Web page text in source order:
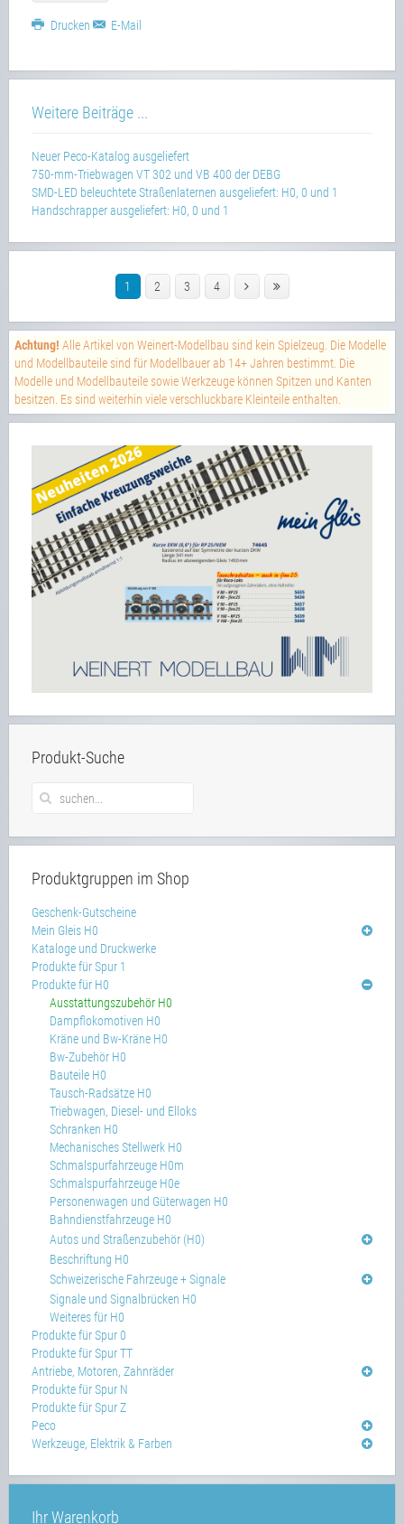
Drucken E-Mail
Weitere Beiträge ...
Neuer Peco-Katalog ausgeliefert
750-mm-Triebwagen VT 302 und VB 400 der DEBG
SMD-LED beleuchtete Straßenlaternen ausgeliefert: H0, 0 und 1
Handschrapper ausgeliefert: H0, 0 und 1
1 2 3 4
Achtung! Alle Artikel von Weinert-Modellbau sind kein Spielzeug. Die Modelle
und Modellbauteile sind für Modellbauer ab 14+ Jahren bestimmt. Die
Modelle und Modellbauteile sowie Werkzeuge können Spitzen und Kanten
besitzen. Es sind weiterhin viele verschluckbare Kleinteile enthalten.
Produkt-Suche
Produktgruppen im Shop
Geschenk-Gutscheine
Mein Gleis H0
Kataloge und Druckwerke
Produkte für Spur 1
Produkte für H0
Ausstattungszubehör H0
Dampflokomotiven H0
Kräne und Bw-Kräne H0
Bw-Zubehör H0
Bauteile H0
Tausch-Radsätze H0
Triebwagen, Diesel- und Elloks
Schranken H0
Mechanisches Stellwerk H0
Schmalspurfahrzeuge H0m
Schmalspurfahrzeuge H0e
Personenwagen und Güterwagen H0
Bahndienstfahrzeuge H0
Autos und Straßenzubehör (H0)
Beschriftung H0
Schweizerische Fahrzeuge + Signale
Signale und Signalbrücken H0
Weiteres für H0
Produkte für Spur 0
Produkte für Spur TT
Antriebe, Motoren, Zahnräder
Produkte für Spur N
Produkte für Spur Z
Peco
Werkzeuge, Elektrik & Farben
Ihr Warenkorb